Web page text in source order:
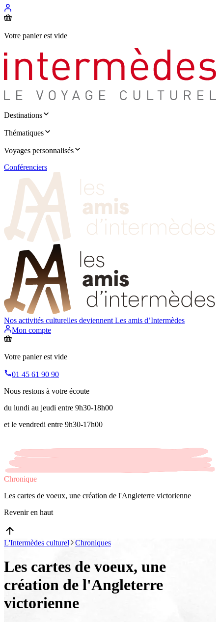
Votre panier est vide
Destinations
Thématiques
Voyages personnalisés
Conférenciers
Nos activités culturelles deviennent Les amis d’Intermèdes
Mon compte
Votre panier est vide
01 45 61 90 90
Nous restons à votre écoute
du lundi au jeudi entre 9h30-18h00
et le vendredi entre 9h30-17h00
Chronique
Les cartes de voeux, une création de l'Angleterre victorienne
Revenir en haut
L'Intermèdes culturel Chroniques
Les cartes de voeux, une
création de l'Angleterre
victorienne